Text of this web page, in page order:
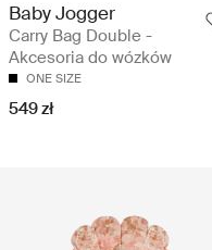
Baby Jogger
Carry Bag Double -
Akcesoria do wózków
ONE SIZE
549 zł